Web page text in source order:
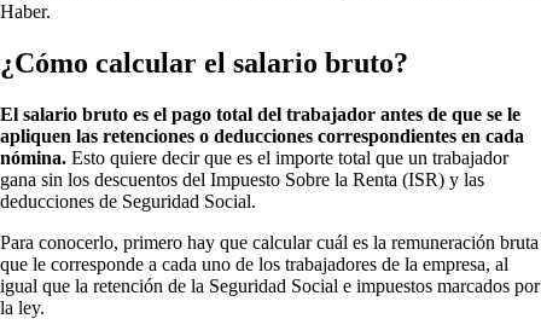
Haber.
¿Cómo calcular el salario bruto?
El salario bruto es el pago total del trabajador antes de que se le
apliquen las retenciones o deducciones correspondientes en cada
nómina. Esto quiere decir que es el importe total que un trabajador
gana sin los descuentos del Impuesto Sobre la Renta (ISR) y las
deducciones de Seguridad Social.
Para conocerlo, primero hay que calcular cuál es la remuneración bruta
que le corresponde a cada uno de los trabajadores de la empresa, al
igual que la retención de la Seguridad Social e impuestos marcados por
la ley.